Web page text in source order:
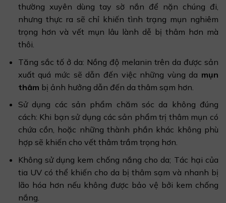
thường xuyên dùng tay sờ nắn để nặn chúng đi,
nhưng thực ra sẽ chỉ khiến tình trạng mụn nghiêm
trọng hơn và vết mụn lâu lành dễ bị thâm hơn mà
thôi.
Tăng sắc tố ở da: Nồng độ melanin trên da được sản
xuất quá mức sẽ dẫn đến việc những vùng da mụn
thâm bị ảnh hưởng dẫn đến da thâm sạm hơn.
Sử dụng các sản phẩm chăm sóc da không đúng
cách: Khi bạn sử dụng các sản phẩm trị thâm mụn có
chứa cồn, hoặc những thành phần khác không phù
hợp sẽ khiến cho vết thâm trầm trọng hơn.
Không sử dụng kem chống nắng cho da; Tác hại của
tia UV có thể khiến cho da bị thâm sạm và nhanh bị
lão hóa hơn nếu không được bảo vệ bởi kem chống
nắng.